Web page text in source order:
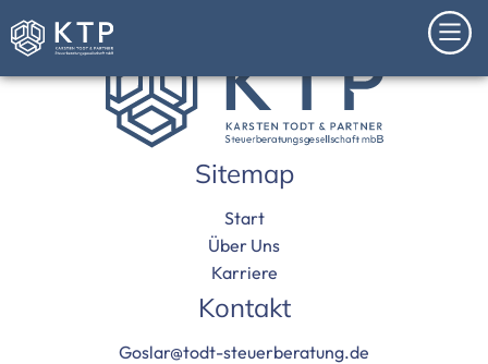
Sitemap
Start
Über Uns
Karriere
Kontakt
Goslar@todt-steuerberatung.de